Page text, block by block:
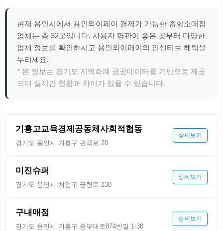
현재 용인시에서 용인와이페이 결제가 가능한 종합소매점
업체는 총 32곳입니다. 사용자 평판이 좋은 곳부터 다양한
업체 정보를 확인하시고 용인와이페이의 인센티브 혜택을
누리세요.
* 본 정보는 경기도 지역화폐 공공데이터를 기반으로 제공
되며 실시간 현황과 차이가 있을 수 있습니다.
기흥고교육경제공동체사회적협동
경기도 용인시 기흥구 관곡로 20
상세보기
미진슈퍼
경기도 용인시 처인구 금령로 130
상세보기
구내매점
경기도 용인시 기흥구 중부대로874번길 1-30
상세보기